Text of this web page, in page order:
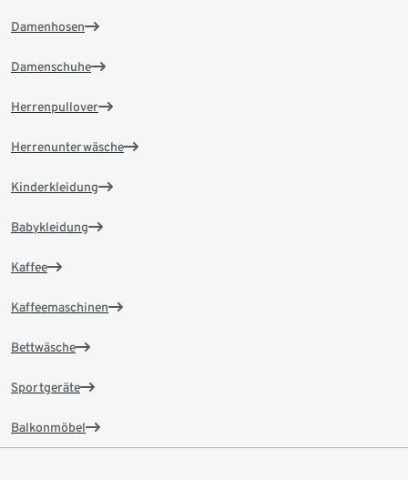
Damenhosen
Damenschuhe
Herrenpullover
Herrenunterwäsche
Kinderkleidung
Babykleidung
Kaffee
Kaffeemaschinen
Bettwäsche
Sportgeräte
Balkonmöbel